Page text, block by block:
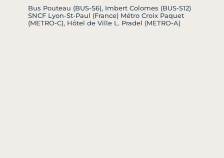
Bus Pouteau (BUS-S6), Imbert Colomes (BUS-S12)
SNCF Lyon-St-Paul (France) Métro Croix Paquet
(METRO-C), Hôtel de Ville L. Pradel (METRO-A)